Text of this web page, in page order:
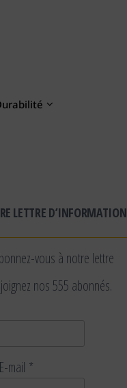
LETTRE D’INFORMATION
vous à notre lettre
nos 555 abonnés.
E-mail *